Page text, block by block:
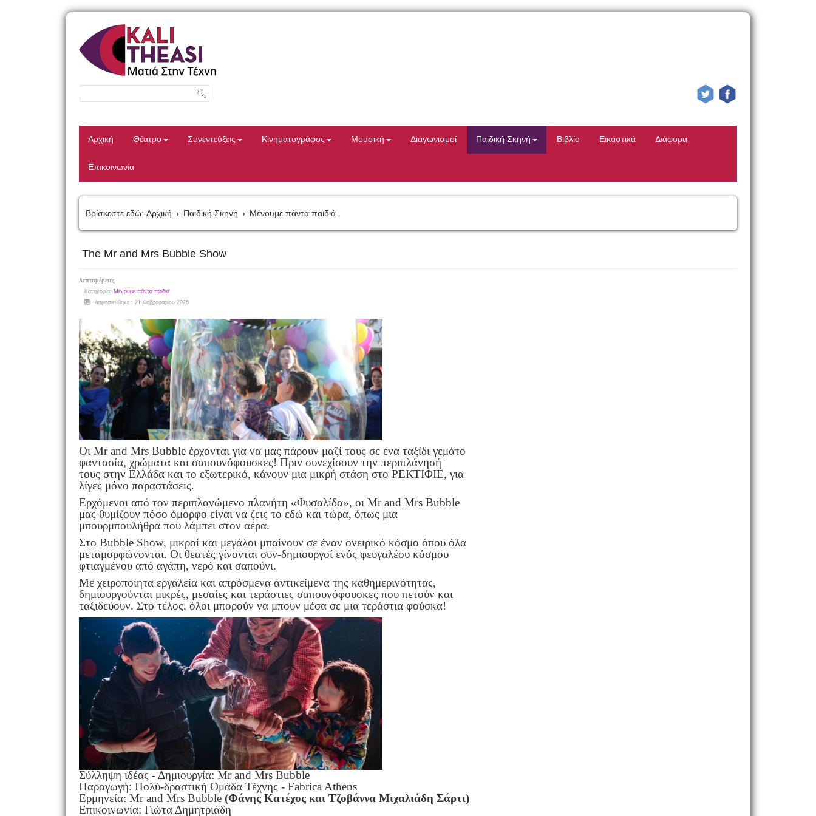
Αρχική Θέατρο Συνεντεύξεις Κινηματογράφος Μουσική Διαγωνισμοί Παιδική Σκηνή Βιβλίο Εικαστικά Διάφορα
Επικοινωνία
Βρίσκεστε εδώ: Αρχική Παιδική Σκηνή Μένουμε πάντα παιδιά
The Mr and Mrs Bubble Show
Λεπτομέρειες
Κατηγορία: Μένουμε πάντα παιδιά
Δημοσιεύθηκε : 21 Φεβρουαρίου 2026
Οι Mr and Mrs Bubble έρχονται για να μας πάρουν μαζί τους σε ένα ταξίδι γεμάτο
φαντασία, χρώματα και σαπουνόφουσκες! Πριν συνεχίσουν την περιπλάνησή
τους στην Ελλάδα και το εξωτερικό, κάνουν μια μικρή στάση στο ΡΕΚΤΙΦΙΕ, για
λίγες μόνο παραστάσεις.
Ερχόμενοι από τον περιπλανώμενο πλανήτη «Φυσαλίδα», οι Mr and Mrs Bubble
μας θυμίζουν πόσο όμορφο είναι να ζεις το εδώ και τώρα, όπως μια
μπουρμπουλήθρα που λάμπει στον αέρα.
Στο Bubble Show, μικροί και μεγάλοι μπαίνουν σε έναν ονειρικό κόσμο όπου όλα
μεταμορφώνονται. Οι θεατές γίνονται συν-δημιουργοί ενός φευγαλέου κόσμου
φτιαγμένου από αγάπη, νερό και σαπούνι.
Με χειροποίητα εργαλεία και απρόσμενα αντικείμενα της καθημερινότητας,
δημιουργούνται μικρές, μεσαίες και τεράστιες σαπουνόφουσκες που πετούν και
ταξιδεύουν. Στο τέλος, όλοι μπορούν να μπουν μέσα σε μια τεράστια φούσκα!
Σύλληψη ιδέας - Δημιουργία: Mr and Mrs Bubble
Παραγωγή: Πολύ-δραστική Ομάδα Τέχνης - Fabrica Athens
Ερμηνεία: Mr and Mrs Bubble (Φάνης Κατέχος και Τζοβάννα Μιχαλιάδη Σάρτι)
Επικοινωνία: Γιώτα Δημητριάδη